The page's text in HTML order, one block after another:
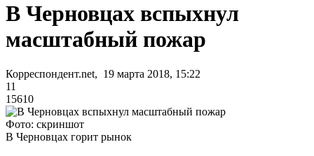
В Черновцах вспыхнул
масштабный пожар
Корреспондент.net, 19 марта 2018, 15:22
11
15610
Фото: скриншот
В Черновцах горит рынок